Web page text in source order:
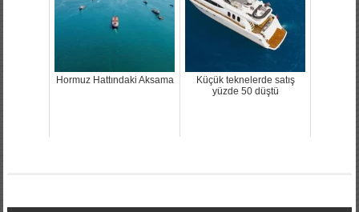
Hormuz Hattındaki Aksama
Küçük teknelerde satış
yüzde 50 düştü